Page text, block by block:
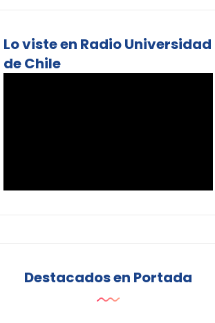
Lo viste en Radio Universidad
de Chile
Destacados en Portada